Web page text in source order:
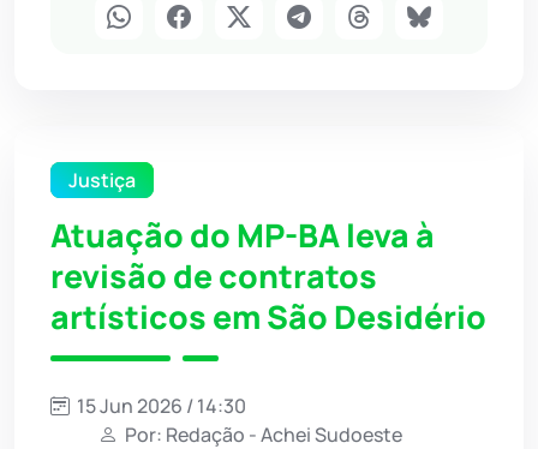
Justiça
Atuação do MP-BA leva à
revisão de contratos
artísticos em São Desidério
15 Jun 2026 / 14:30
Por: Redação - Achei Sudoeste